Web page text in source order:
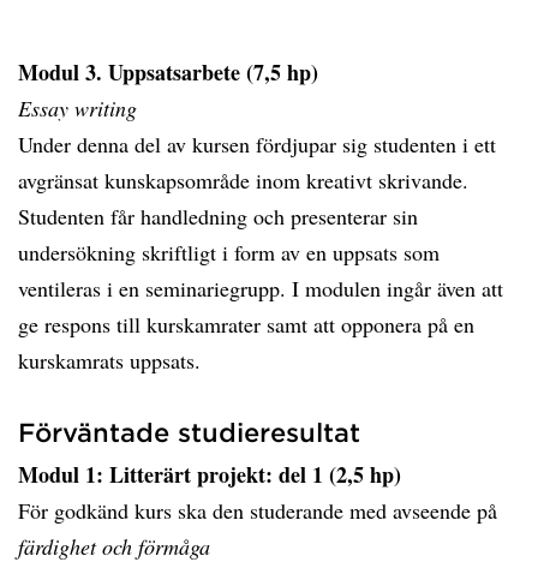
Modul 3. Uppsatsarbete (7,5 hp)
Essay writing
Under denna del av kursen fördjupar sig studenten i ett
avgränsat kunskapsområde inom kreativt skrivande.
Studenten får handledning och presenterar sin
undersökning skriftligt i form av en uppsats som
ventileras i en seminariegrupp. I modulen ingår även att
ge respons till kurskamrater samt att opponera på en
kurskamrats uppsats.
Förväntade studieresultat
Modul 1: Litterärt projekt: del 1 (2,5 hp)
För godkänd kurs ska den studerande med avseende på
färdighet och förmåga